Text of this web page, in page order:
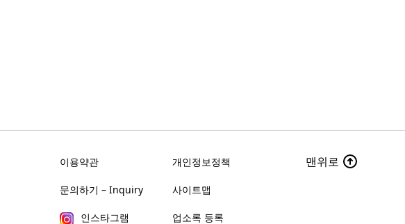
이용약관 개인정보정책
문의하기 – Inquiry 사이트맵
인스타그램 업소록 등록
맨위로